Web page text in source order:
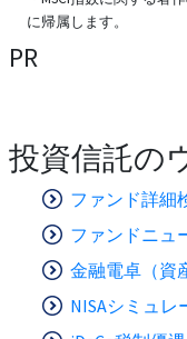
に帰属します。
PR
投資信託の
ファンド詳細
ファンドニュ
金融電卓（資
NISAシミュレ